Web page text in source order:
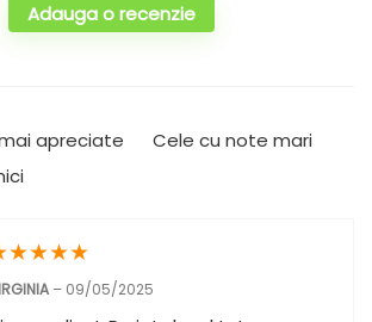
Adauga o recenzie
apreciate
Cele cu note mari
★★★★
– 09/05/2025